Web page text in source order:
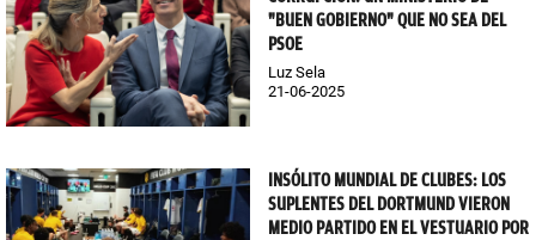
"BUEN GOBIERNO" QUE NO SEA DEL
PSOE
Luz Sela
21-06-2025
INSÓLITO MUNDIAL DE CLUBES: LOS
SUPLENTES DEL DORTMUND VIERON
MEDIO PARTIDO EN EL VESTUARIO POR